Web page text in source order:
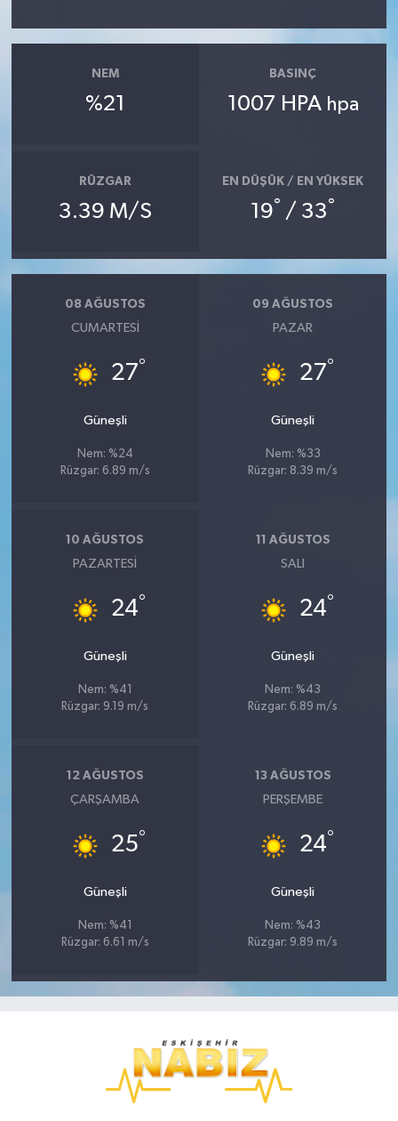
NEM
%21
BASINÇ
1007 HPA hpa
RÜZGAR
3.39 M/S
EN DÜŞÜK / EN YÜKSEK
19° / 33°
08 AĞUSTOS
CUMARTESI
27°
Güneşli
Nem: %24
Rüzgar: 6.89 m/s
09 AĞUSTOS
PAZAR
27°
Güneşli
Nem: %33
Rüzgar: 8.39 m/s
10 AĞUSTOS
PAZARTESI
24°
Güneşli
Nem: %41
Rüzgar: 9.19 m/s
11 AĞUSTOS
SALI
24°
Güneşli
Nem: %43
Rüzgar: 6.89 m/s
12 AĞUSTOS
ÇARŞAMBA
25°
Güneşli
Nem: %41
Rüzgar: 6.61 m/s
13 AĞUSTOS
PERŞEMBE
24°
Güneşli
Nem: %43
Rüzgar: 9.89 m/s